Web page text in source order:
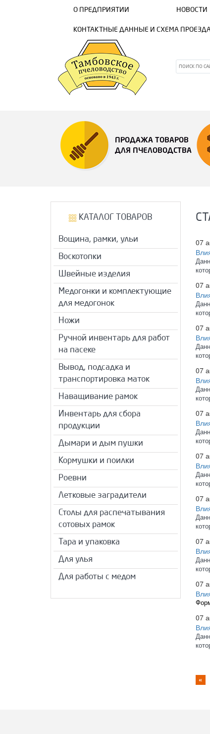
О ПРЕДПРИЯТИИ НОВОСТИ
КОНТАКТНЫЕ ДАННЫЕ И СХЕМА
ПРОДАЖА ТОВАРОВ
ДЛЯ ПЧЕЛОВОДСТВА
КАТАЛОГ ТОВАРОВ
Вощина, рамки, ульи
Воскотопки
Швейные изделия
Медогонки и комплектующие
для медогонок
Ножи
Ручной инвентарь для работ
на пасеке
Вывод, подсадка и
транспортировка маток
Наващивание рамок
Инвентарь для сбора
продукции
Дымари и дым пушки
Кормушки и поилки
Роевни
Летковые заградители
Столы для распечатывания
сотовых рамок
Тара и упаковка
Для улья
Для работы с медом
07
07
07
07
07
07
07
07
07
07
«